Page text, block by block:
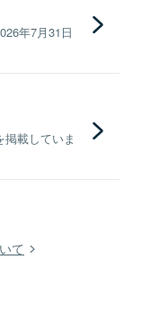
年7月31日
載していま
て